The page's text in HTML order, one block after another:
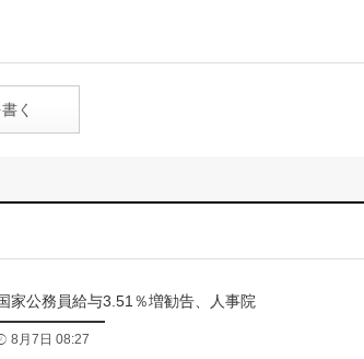
く
家公務員給与3.51％増勧告、人事院
8月7日 08:27